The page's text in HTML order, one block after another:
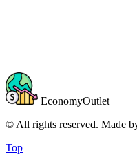
EconomyOutlet
© All rights reserved. Made
Top